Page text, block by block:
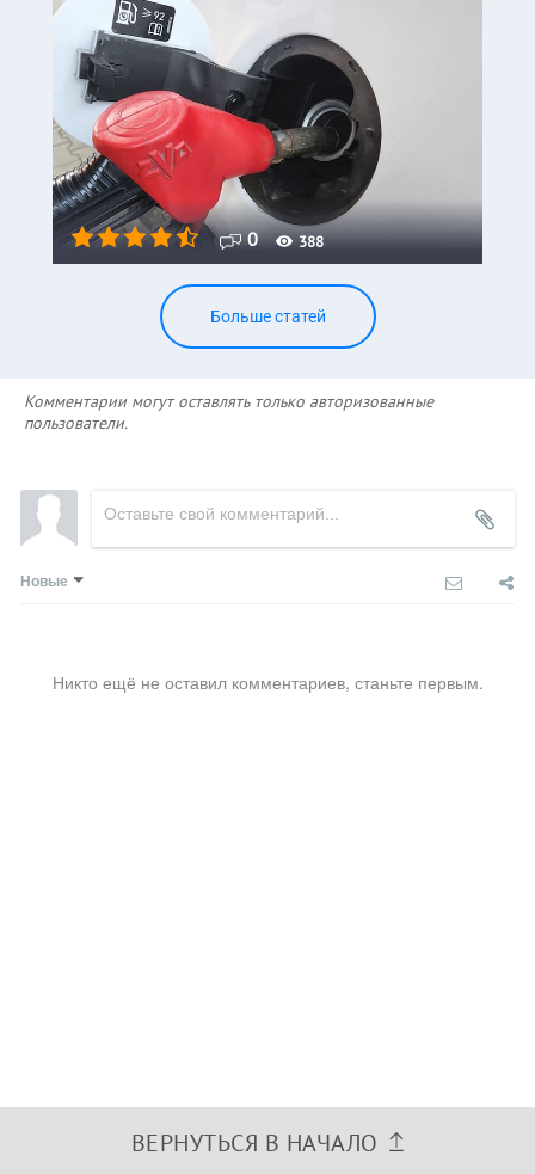
0 388
Больше статей
Комментарии могут оставлять только авторизованные
пользователи.
Новые
Никто ещё не оставил комментариев, станьте первым.
ВЕРНУТЬСЯ В НАЧАЛО